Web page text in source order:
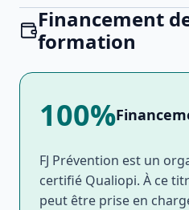
Financement
formation
100%
FJ Prévention est un
certifié Qualiopi. À ce
peut être prise en